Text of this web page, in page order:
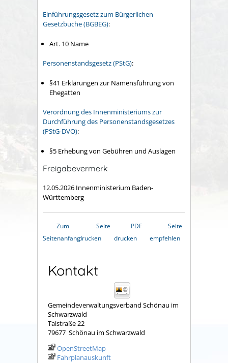
Einführungsgesetz zum Bürgerlichen
Gesetzbuche (BGBEG):
Art. 10 Name
Personenstandsgesetz (PStG):
§41 Erklärungen zur Namensführung von
Ehegatten
Verordnung des Innenministeriums zur
Durchführung des Personenstandsgesetzes
(PStG-DVO):
§5 Erhebung von Gebühren und Auslagen
Freigabevermerk
12.05.2026 Innenministerium Baden-
Württemberg
Zum
Seitenanfang
Seite
drucken
PDF
drucken
Seite
empfehlen
Kontakt
Gemeindeverwaltungsverband Schönau im
Schwarzwald
Talstraße 22
79677 Schönau im Schwarzwald
OpenStreetMap
Fahrplanauskunft